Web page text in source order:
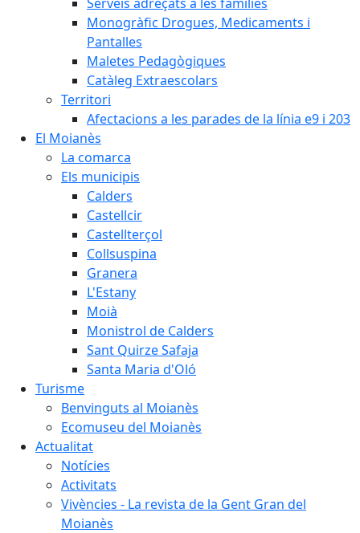
Monogràfic Drogues, Medicaments i
Pantalles
Maletes Pedagògiques
Catàleg Extraescolars
Territori
Afectacions a les parades de la línia e9 i 203
El Moianès
La comarca
Els municipis
Calders
Castellcir
Castellterçol
Collsuspina
Granera
L'Estany
Moià
Monistrol de Calders
Sant Quirze Safaja
Santa Maria d'Oló
Turisme
Benvinguts al Moianès
Ecomuseu del Moianès
Actualitat
Notícies
Activitats
Vivències - La revista de la Gent Gran del
Moianès